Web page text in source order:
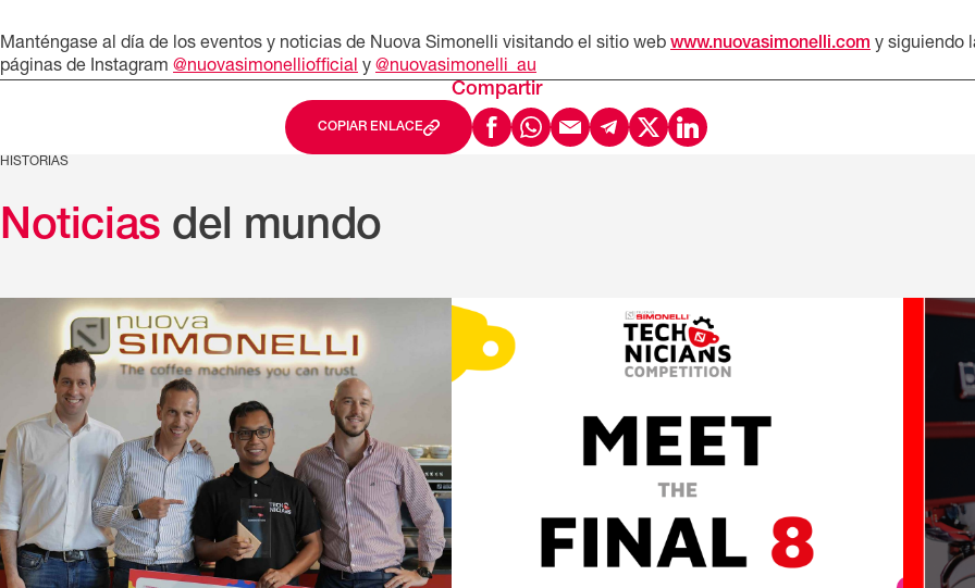
Manténgase al día de los eventos y noticias de Nuova Simonelli visitando el sitio web www.nuovasimonelli.com y siguiendo
páginas de Instagram @nuovasimonelliofficial y @nuovasimonelli_au
Compartir
COPIAR ENLACE
HISTORIAS
Noticias del mundo